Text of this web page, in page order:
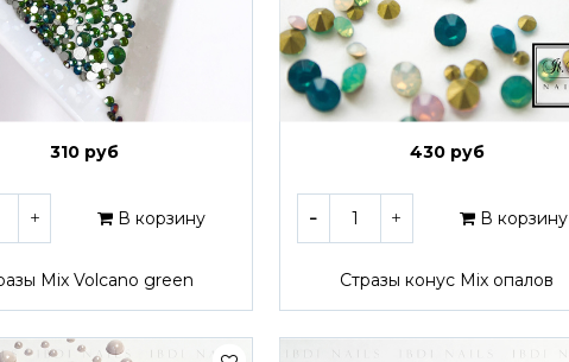
310 руб
В корзину
Mix Volcano green
430 руб
В корзину
Стразы конус Mix опалов